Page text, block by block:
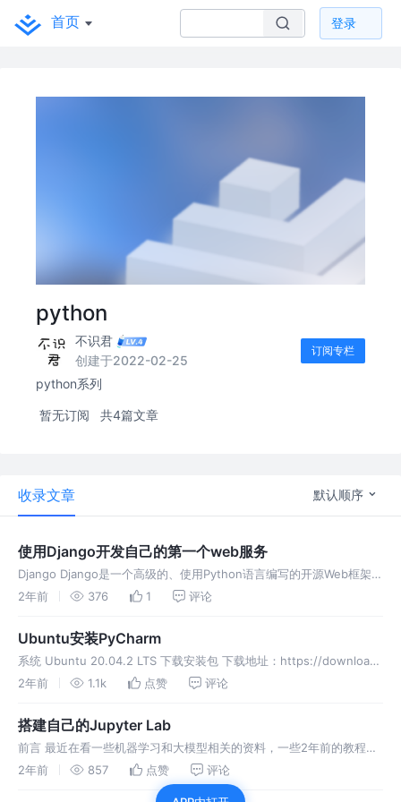
首页 登录
python
不识君
创建于2022-02-25
订阅专栏
python系列
暂无订阅 共4篇文章
收录文章 默认顺序
使用Django开发自己的第一个web服务
Django Django是一个高级的、使用Python语言编写的开源Web框架，
旨在快速开发安全和可维护的网站。它遵循模型-视图-模板（MVT）的
2年前 376 1 评论
Ubuntu安装PyCharm
系统 Ubuntu 20.04.2 LTS 下载安装包 下载地址：https://download-
cdn.jetbrains.com/python/pycharm-professional-2024
2年前 1.1k 点赞 评论
搭建自己的Jupyter Lab
前言 最近在看一些机器学习和大模型相关的资料，一些2年前的教程，
建议准备的环境是Jupyter Notebook,而最新的却是要求Jupyter
Lab。 两者的区别，下面这个来自通义千问的回答： 安
2年前 857 点赞 评论